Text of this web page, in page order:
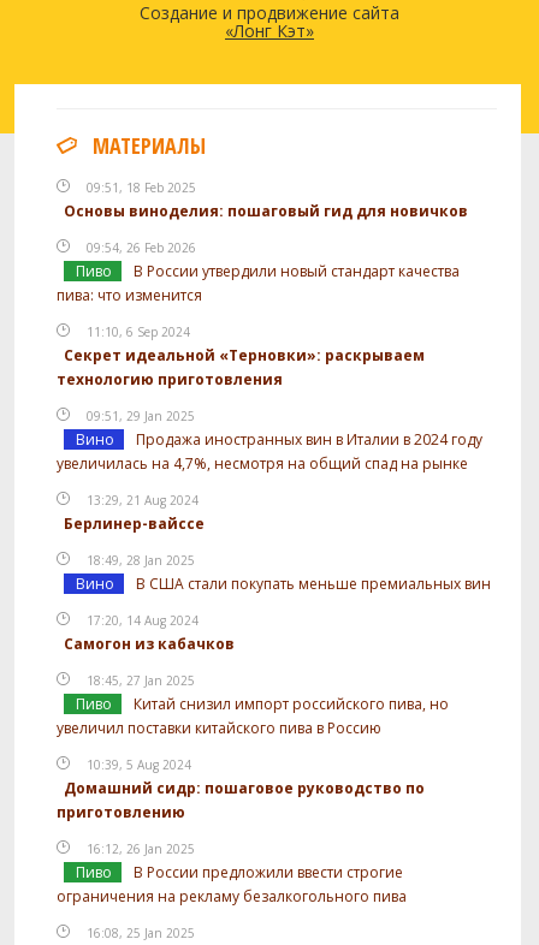
Создание и продвижение сайта
«Лонг Кэт»
МАТЕРИАЛЫ
09:51, 18 Feb 2025
Основы виноделия: пошаговый гид для новичков
09:54, 26 Feb 2026
Пиво
В России утвердили новый стандарт качества
пива: что изменится
11:10, 6 Sep 2024
Секрет идеальной «Терновки»: раскрываем
технологию приготовления
09:51, 29 Jan 2025
Вино
Продажа иностранных вин в Италии в 2024 году
увеличилась на 4,7%, несмотря на общий спад на рынке
13:29, 21 Aug 2024
Берлинер-вайссе
18:49, 28 Jan 2025
Вино В США стали покупать меньше премиальных вин
17:20, 14 Aug 2024
Самогон из кабачков
18:45, 27 Jan 2025
Пиво
Китай снизил импорт российского пива, но
увеличил поставки китайского пива в Россию
10:39, 5 Aug 2024
Домашний сидр: пошаговое руководство по
приготовлению
16:12, 26 Jan 2025
Пиво
В России предложили ввести строгие
ограничения на рекламу безалкогольного пива
16:08, 25 Jan 2025